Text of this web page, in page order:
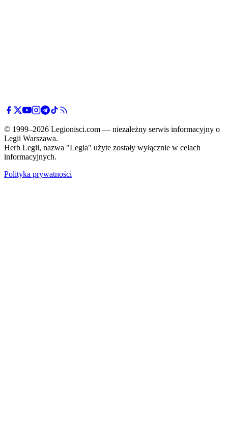
© 1999–2026 Legionisci.com — niezależny serwis informacyjny o
Legii Warszawa.
Herb Legii, nazwa "Legia" użyte zostały wyłącznie w celach
informacyjnych.
Polityka prywatności